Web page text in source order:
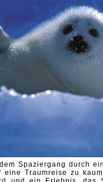
Spaziergang durch
eine Traumreise zu